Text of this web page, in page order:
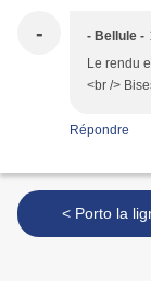
- - Bellule -
Le rendu
<br />
Répondre
< Porto la